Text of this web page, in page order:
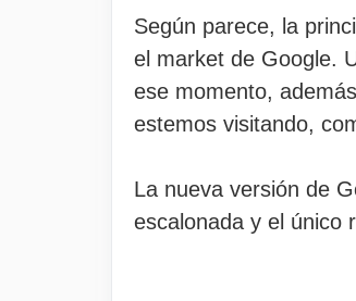
Según parece, la
el market de Google.
ese momento,
estemos visitando,
La nueva versión de
escalonada y el único